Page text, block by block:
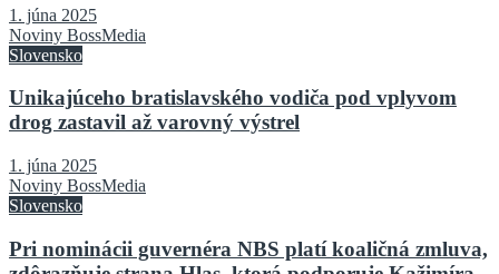
1. júna 2025
Noviny BossMedia
Slovensko
Unikajúceho bratislavského vodiča pod vplyvom
drog zastavil až varovný výstrel
1. júna 2025
Noviny BossMedia
Slovensko
Pri nominácii guvernéra NBS platí koaličná zmluva,